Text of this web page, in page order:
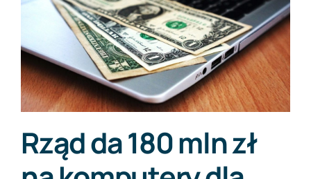
Rząd da 180 mln zł